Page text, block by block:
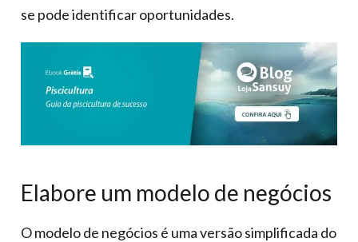
se pode identificar oportunidades.
Elabore um modelo de negócios
O modelo de negócios é uma versão simplificada do